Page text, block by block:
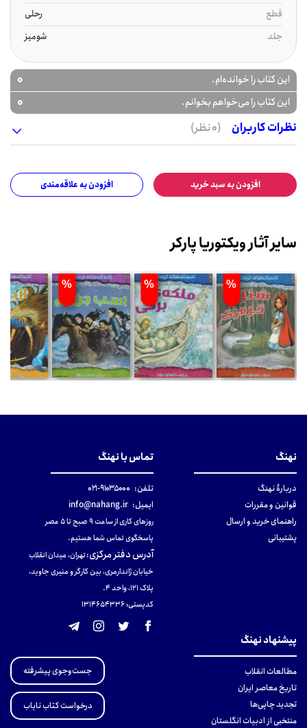
قطع
رحلی
جلد
شومیز
این کتاب را خوانده‌ام. 0
این کتاب را می‌خواهم بخوانم.
0
نظرات کاربران
(0 نظر)
افزودن به سبد خرید افزودن به علاقه‌مندی
سایر آثار ویکتوریا پارکر
%
%
%
نهنگ
دربارهٔ نهنگ
قوانین و مقررات
راهنمای خرید و ارسال
پشتیبانی
تماس با نهنگ
تلفن: ۹۱۰۳۵۰۰۰-۰۲۱
ایمیل: info@nahang.ir
روزهای کاری از ساعت ۹ صبح تا ۵ عصر
پاسخگوی تماس شما هستیم.
آدرس دفتر مرکزی:تهران، میدان انقلاب
خیابان ژاندارمری، بین کارگر و منیری جاوید،
پلاک 121، واحد ۴.
کدپستی: 131465433۶
پیشنهاد نهنگ
مطالعات انقلاب
تاریخ معاصر ایران
تجدید چاپی‌ها
منتخبی از ادبیات انگلستان
جست‌وجوی پیشرفته
درخواست کتاب نایاب